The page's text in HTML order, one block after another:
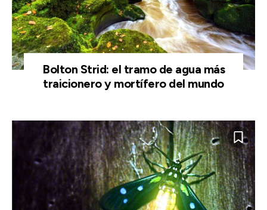
Bolton Strid: el tramo de agua más
traicionero y mortífero del mundo